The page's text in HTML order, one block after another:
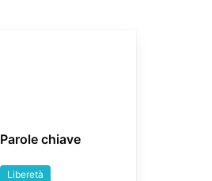
Parole chiave
Liberetà